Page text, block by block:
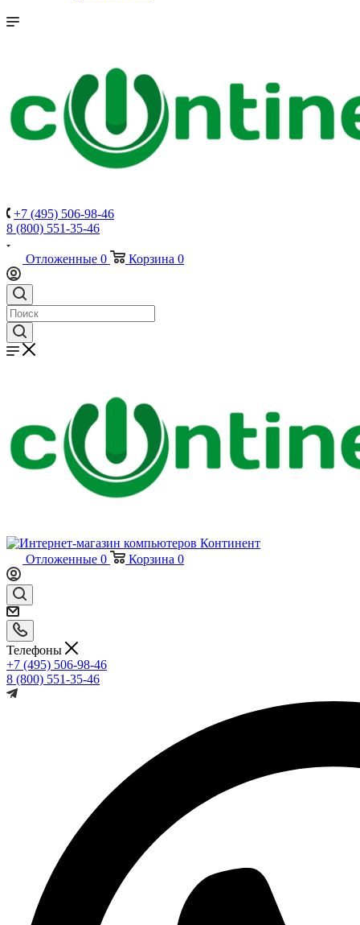
+7 (495) 506-98-46
8 (800) 551-35-46
Отложенные 0 Корзина 0
Отложенные 0 Корзина 0
Телефоны
+7 (495) 506-98-46
8 (800) 551-35-46